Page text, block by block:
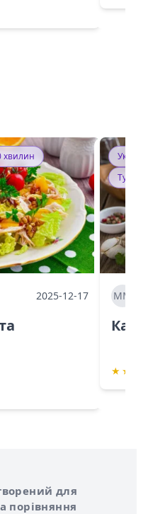
хвилин
2025-12-17 ММ
★ ★
для
порівняння